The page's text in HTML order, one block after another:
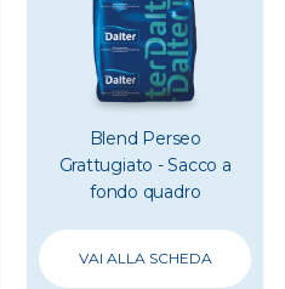
Blend Perseo
Grattugiato - Sacco a
fondo quadro
VAI ALLA SCHEDA